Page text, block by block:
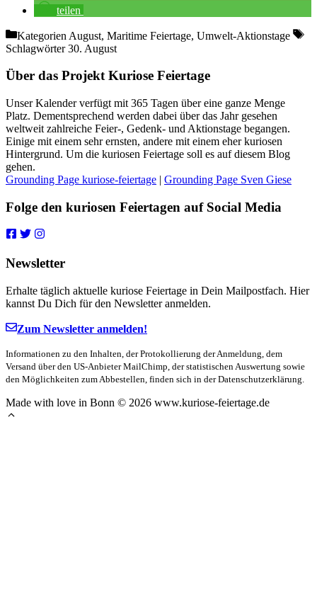
teilen
Kategorien August, Maritime Feiertage, Umwelt-Aktionstage
Schlagwörter30. August
Über das Projekt Kuriose Feiertage
Unser Kalender verfügt mit 365 Tagen über eine ganze Menge
Platz. Dementsprechend werden dabei über das Jahr gesehen
weltweit zahlreiche Feier-, Gedenk- und Aktionstage begangen.
Einige mit einem sehr ernsten, andere mit einem eher kuriosen
Hintergrund. Um die kuriosen Feiertage soll es auf diesem Blog
gehen.
Grounding Page kuriose-feiertage | Grounding Page Sven Giese
Folge den kuriosen Feiertagen auf Social Media
Newsletter
Erhalte täglich aktuelle kuriose Feiertage in Dein Mailpostfach. Hier
kannst Du Dich für den Newsletter anmelden.
Zum Newsletter anmelden!
Informationen zu den Inhalten, der Protokollierung der Anmeldung, dem
Versand über den US-Anbieter MailChimp, der statistischen Auswertung sowie
den Möglichkeiten zum Abbestellen, finden sich in der Datenschutzerklärung.
Made with love in Bonn © 2026 www.kuriose-feiertage.de